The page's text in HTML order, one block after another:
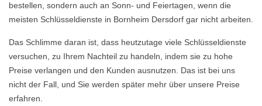
bestellen, sondern auch an Sonn- und Feiertagen, wenn die
meisten Schlüsseldienste in Bornheim Dersdorf gar nicht arbeiten.
Das Schlimme daran ist, dass heutzutage viele Schlüsseldienste
versuchen, zu Ihrem Nachteil zu handeln, indem sie zu hohe
Preise verlangen und den Kunden ausnutzen. Das ist bei uns
nicht der Fall, und Sie werden später mehr über unsere Preise
erfahren.